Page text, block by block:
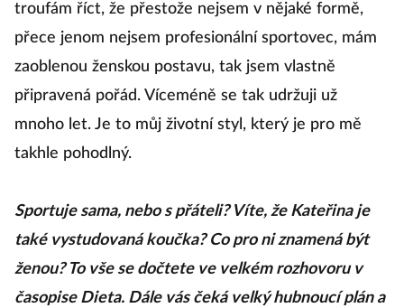
troufám říct, že přestože nejsem v nějaké formě,
přece jenom nejsem profesionální sportovec, mám
zaoblenou ženskou postavu, tak jsem vlastně
připravená pořád. Víceméně se tak udržuji už
mnoho let. Je to můj životní styl, který je pro mě
takhle pohodlný.
Sportuje sama, nebo s přáteli? Víte, že Kateřina je
také vystudovaná koučka? Co pro ni znamená být
ženou? To vše se dočtete ve velkém rozhovoru v
časopise Dieta. Dále vás čeká velký hubnoucí plán a